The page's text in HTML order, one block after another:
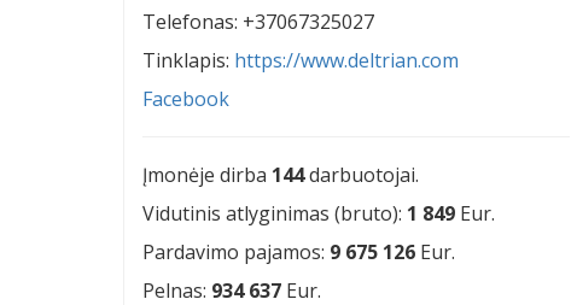
Telefonas: +37067325027
Tinklapis: https://www.deltrian.com
Facebook
Įmonėje dirba 144darbuotojai.
Vidutinis atlyginimas (bruto): 1 849 Eur.
Pardavimo pajamos: 9 675 126 Eur.
Pelnas: 934 637 Eur.